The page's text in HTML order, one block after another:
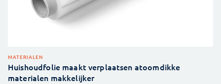
MATERIALEN
Huishoudfolie maakt verplaatsen atoomdikke
materialen makkelijker